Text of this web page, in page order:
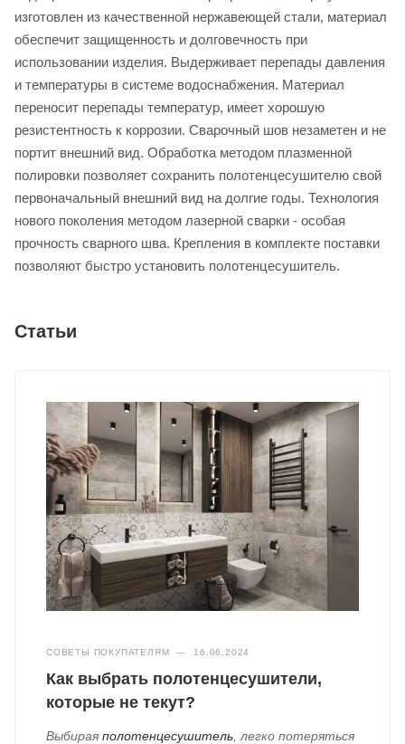
изготовлен из качественной нержавеющей стали, материал
обеспечит защищенность и долговечность при
использовании изделия. Выдерживает перепады давления
и температуры в системе водоснабжения. Материал
переносит перепады температур, имеет хорошую
резистентность к коррозии. Сварочный шов незаметен и не
портит внешний вид. Обработка методом плазменной
полировки позволяет сохранить полотенцесушителю свой
первоначальный внешний вид на долгие годы. Технология
нового поколения методом лазерной сварки - особая
прочность сварного шва. Крепления в комплекте поставки
позволяют быстро установить полотенцесушитель.
Статьи
СОВЕТЫ ПОКУПАТЕЛЯМ — 16.06.2024
Как выбрать полотенцесушители,
которые не текут?
Выбираяполотенцесушитель , легко потеряться